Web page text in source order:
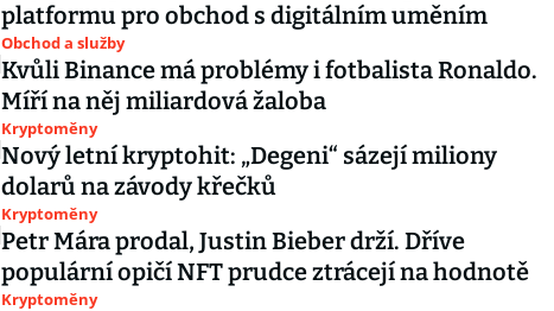
platformu pro obchod s digitálním uměním
Obchod a služby
Kvůli Binance má problémy i fotbalista Ronaldo.
Míří na něj miliardová žaloba
Kryptoměny
Nový letní kryptohit: „Degeni“ sázejí miliony
dolarů na závody křečků
Kryptoměny
Petr Mára prodal, Justin Bieber drží. Dříve
populární opičí NFT prudce ztrácejí na hodnotě
Kryptoměny